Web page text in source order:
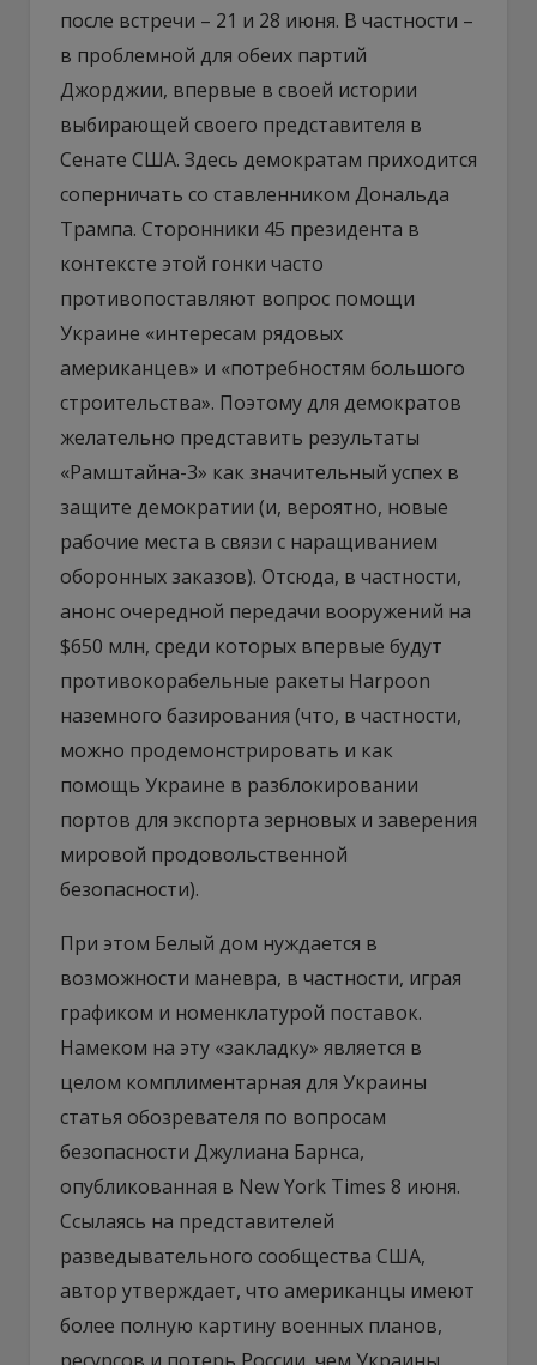
после встречи – 21 и 28 июня. В частности –
в проблемной для обеих партий
Джорджии, впервые в своей истории
выбирающей своего представителя в
Сенате США. Здесь демократам приходится
соперничать со ставленником Дональда
Трампа. Сторонники 45 президента в
контексте этой гонки часто
противопоставляют вопрос помощи
Украине «интересам рядовых
американцев» и «потребностям большого
строительства». Поэтому для демократов
желательно представить результаты
«Рамштайна-3» как значительный успех в
защите демократии (и, вероятно, новые
рабочие места в связи с наращиванием
оборонных заказов). Отсюда, в частности,
анонс очередной передачи вооружений на
$650 млн, среди которых впервые будут
противокорабельные ракеты Harpoon
наземного базирования (что, в частности,
можно продемонстрировать и как
помощь Украине в разблокировании
портов для экспорта зерновых и заверения
мировой продовольственной
безопасности).
При этом Белый дом нуждается в
возможности маневра, в частности, играя
графиком и номенклатурой поставок.
Намеком на эту «закладку» является в
целом комплиментарная для Украины
статья обозревателя по вопросам
безопасности Джулиана Барнса,
опубликованная в New York Times 8 июня.
Ссылаясь на представителей
разведывательного сообщества США,
автор утверждает, что американцы имеют
более полную картину военных планов,
ресурсов и потерь России, чем Украины.